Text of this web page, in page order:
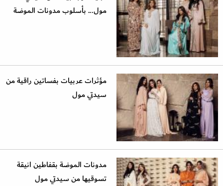
مول... بأسلوب مدونات الموضة
مؤثرات عربيات بفساتين راقية من
سيدتي مول
مدونات الموضة بقفاطين انيقة
تسوقيها من سيدتي مول